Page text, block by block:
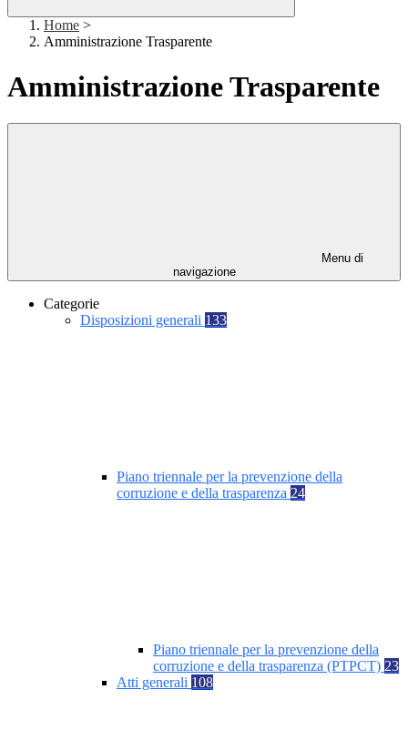
Home >
Amministrazione Trasparente
Amministrazione Trasparente
Menu di
navigazione
Categorie
Disposizioni generali 133
Piano triennale per la prevenzione della
corruzione e della trasparenza 24
Piano triennale per la prevenzione della
corruzione e della trasparenza (PTPCT) 23
Atti generali 108